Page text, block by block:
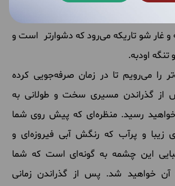
شما به دو قسمت تقسیم می‌گردد. یک
شو تاریکه می‌رود که دشوارتر است و
اودبه.
را می‌رویم تا در زمان صرفه‌جویی کرده
از گذراندن مسیری سخت و طولانی به
رسید. منظره‌ای که پیش روی شما
زیبا و پرآب که رنگش آبی فیروزه‌‌ای و
این چشمه به گونه‌ای است که شما
خواهید شد. پس از گذراندن زمانی